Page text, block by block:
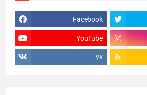
Facebook
YouTube
vk